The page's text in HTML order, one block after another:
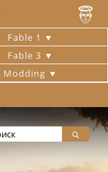
Fable 1
Fable 3
Modding